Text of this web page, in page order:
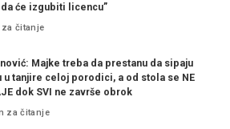
će izgubiti licencu”
za čitanje
Majke treba da prestanu da sipaju
u tanjire celoj porodici, a od stola se NE
dok SVI ne završe obrok
za čitanje